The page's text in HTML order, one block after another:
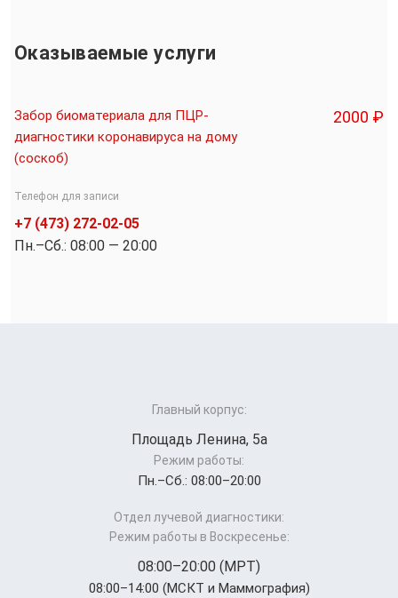
Оказываемые услуги
Забор биоматериала для ПЦР-
диагностики коронавируса на дому
(соскоб)
2000 ₽
Телефон для записи
+7 (473) 272-02-05
Пн.–Cб.: 08:00 — 20:00
Главный корпус:
Площадь Ленина, 5а
Режим работы:
Пн.–Cб.: 08:00–20:00
Отдел лучевой диагностики:
Режим работы в Воскресенье:
08:00–20:00 (МРТ)
08:00–14:00 (МСКТ и Маммография)